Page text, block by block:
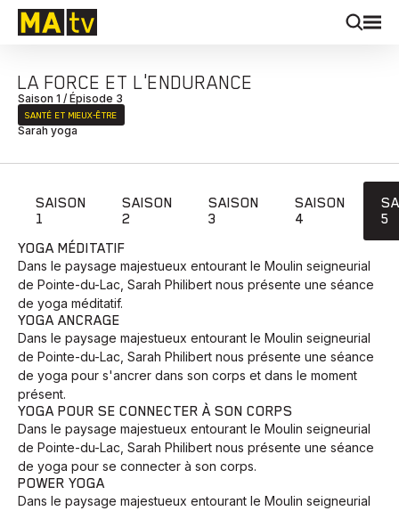
LA FORCE ET L'ENDURANCE
Saison 1 / Épisode 3
SANTÉ ET MIEUX‑ÊTRE
Sarah yoga
SAISON
1
SAISON
2
SAISON
3
SAISON
4
5
YOGA MÉDITATIF
Dans le paysage majestueux entourant le Moulin seigneurial
de Pointe-du-Lac, Sarah Philibert nous présente une séance
de yoga méditatif.
YOGA ANCRAGE
Dans le paysage majestueux entourant le Moulin seigneurial
de Pointe-du-Lac, Sarah Philibert nous présente une séance
de yoga pour s'ancrer dans son corps et dans le moment
présent.
YOGA POUR SE CONNECTER À SON CORPS
Dans le paysage majestueux entourant le Moulin seigneurial
de Pointe-du-Lac, Sarah Philibert nous présente une séance
de yoga pour se connecter à son corps.
POWER YOGA
Dans le paysage majestueux entourant le Moulin seigneurial